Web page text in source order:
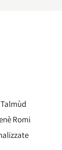
Romi​